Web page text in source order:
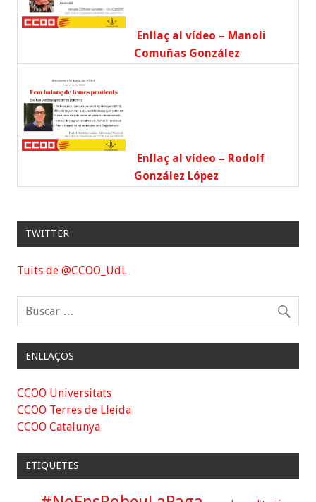
Enllaç al vídeo – Manoli
Comuñas González
Enllaç al vídeo – Rodolf
González López
TWITTER
Tuits de @CCOO_UdL
ENLLAÇOS
CCOO Universitats
CCOO Terres de Lleida
CCOO Catalunya
ETIQUETES